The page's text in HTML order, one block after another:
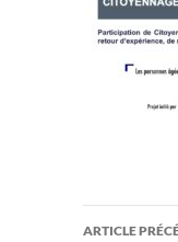
ARTICLE